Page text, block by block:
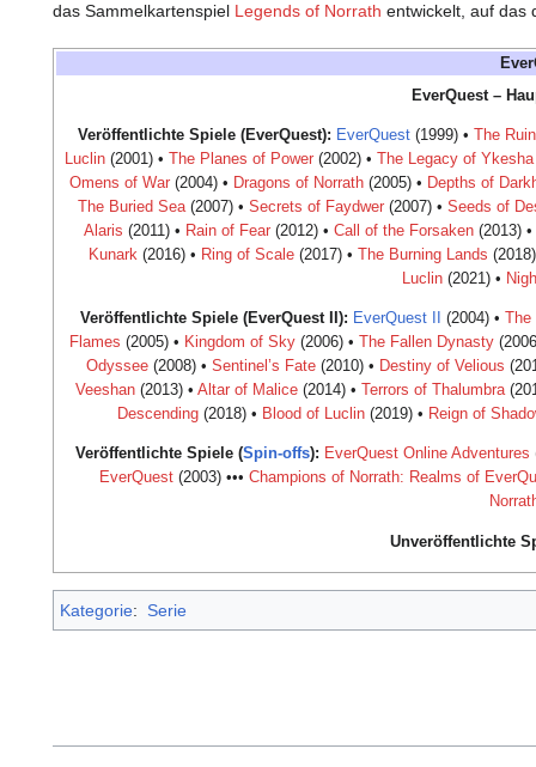
das Sammelkartenspiel Legends of Norrath entwickelt, auf das
EverQuest –
Veröffentlichte Spiele (EverQuest): EverQuest(1999) • The
Luclin(2001) • The Planes of Power(2002) • The Legacy of Ykesha
Omens of War(2004) • Dragons of Norrath(2005) • Depths of
The Buried Sea (2007) • Secrets of Faydwer (2007) • Seeds of
Alaris (2011) • Rain of Fear (2012) • Call of the Forsaken (2013) •
Kunark (2016) • Ring of Scale(2017) • The Burning Lands
Luclin(2021) •
Veröffentlichte Spiele (EverQuest II): EverQuest II (2004) • The
Flames (2005) • Kingdom of Sky (2006) • The Fallen Dynasty
Odyssee(2008) • Sentinel’s Fate(2010) • Destiny of Velious
Veeshan (2013) • Altar of Malice (2014) • Terrors of Thalumbra
Descending (2018) • Blood of Luclin (2019) • Reign of
Veröffentlichte Spiele (Spin-offs): EverQuest Online Adventures
EverQuest (2003) ••• Champions of Norrath: Realms of
Unveröffentlichte
Kategorie: Serie